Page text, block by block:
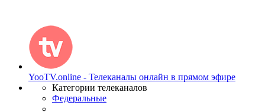
YooTV.online - Телеканалы онлайн в прямом эфире
Категории телеканалов
Федеральные